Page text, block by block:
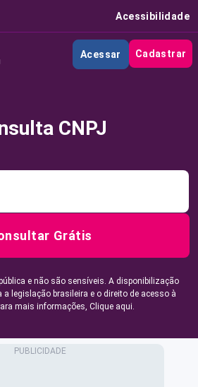
Acessibilidade
Acessar Cadastrar
CNPJ
Grátis
e não são sensíveis. A disponibilização
legislação brasileira e o direito de acesso à
mais informações, Clique aqui.